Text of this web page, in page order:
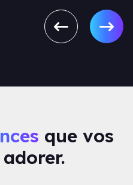
que vos